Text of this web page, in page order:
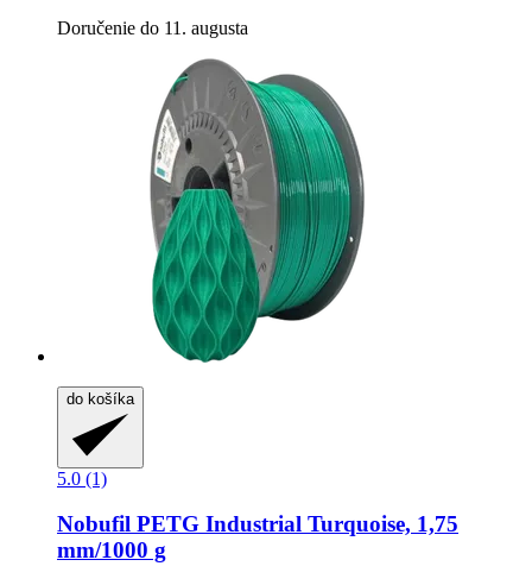
Doručenie do 11. augusta
do košíka
5.0 (1)
Nobufil PETG Industrial Turquoise, 1,75
mm/1000 g